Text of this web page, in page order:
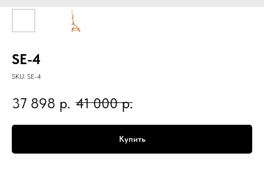
SE-4
SKU: SE-4
37 898 р. 41 000 р.
Купить